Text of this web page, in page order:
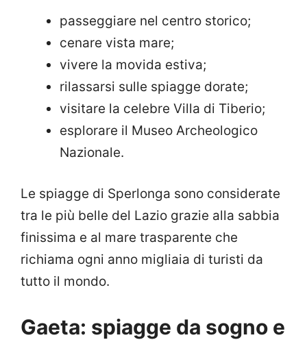
passeggiare nel centro storico;
cenare vista mare;
vivere la movida estiva;
rilassarsi sulle spiagge dorate;
visitare la celebre Villa di Tiberio;
esplorare il Museo Archeologico
Nazionale.
Le spiagge di Sperlonga sono considerate
tra le più belle del Lazio grazie alla sabbia
finissima e al mare trasparente che
richiama ogni anno migliaia di turisti da
tutto il mondo.
Gaeta: spiagge da sogno e